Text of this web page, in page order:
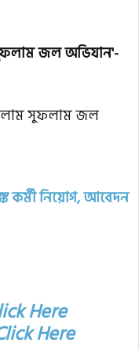
জল অভিযান'-
সুফলাম জল
কর্মী নিয়োগ, আবেদন
Here
Here